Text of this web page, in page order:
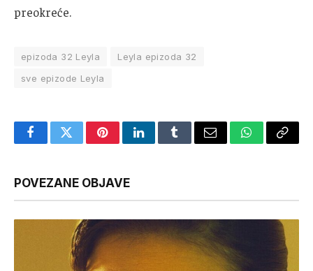
preokreće.
epizoda 32 Leyla
Leyla epizoda 32
sve epizode Leyla
FacebookTwitterPinterestLinkedInTumblrEmail WhatsApp
Copy
POVEZANE OBJAVE